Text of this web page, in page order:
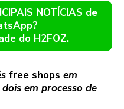
NOTÍCIAS de
do H2FOZ.
free shops em
em processo de